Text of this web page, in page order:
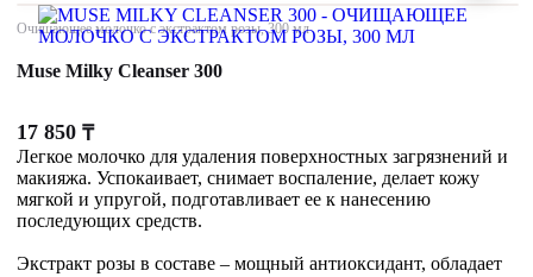
Очищающее молочко с экстрактом розы, 300 мл
Muse Milky Cleanser 300
17 850 ₸
Легкое молочко для удаления поверхностных загрязнений и
макияжа. Успокаивает, снимает воспаление, делает кожу
мягкой и упругой, подготавливает ее к нанесению
последующих средств.
Экстракт розы в составе – мощный антиоксидант, обладает